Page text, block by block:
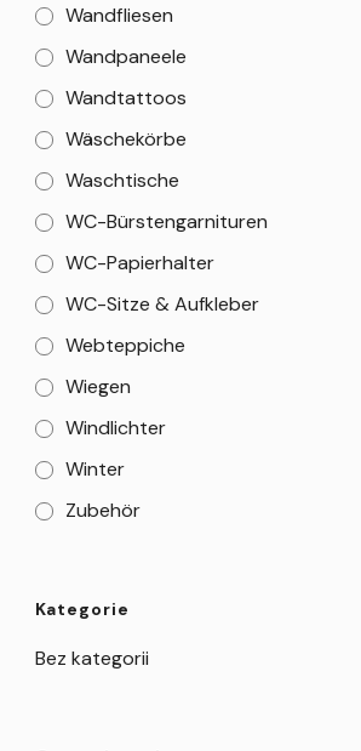
Wandfliesen
Wandpaneele
Wandtattoos
Wäschekörbe
Waschtische
WC-Bürstengarnituren
WC-Papierhalter
WC-Sitze & Aufkleber
Webteppiche
Wiegen
Windlichter
Winter
Zubehör
Kategorie
Bez kategorii